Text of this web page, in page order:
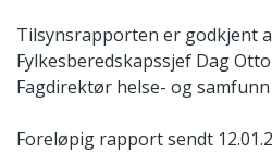
Tilsynsrapporten er godkjent
Fylkesberedskapssjef Dag
Fagdirektør helse- og
Foreløpig rapport sendt